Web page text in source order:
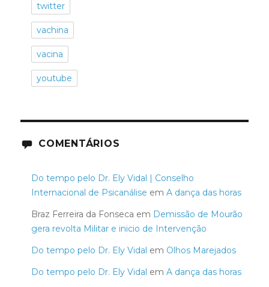
twitter
vachina
vacina
youtube
COMENTÁRIOS
Do tempo pelo Dr. Ely Vidal | Conselho
Internacional de Psicanálise em A dança das horas
Braz Ferreira da Fonseca em Demissão de Mourão
gera revolta Militar e inicio de Intervenção
Do tempo pelo Dr. Ely Vidal em Olhos Marejados
Do tempo pelo Dr. Ely Vidal em A dança das horas